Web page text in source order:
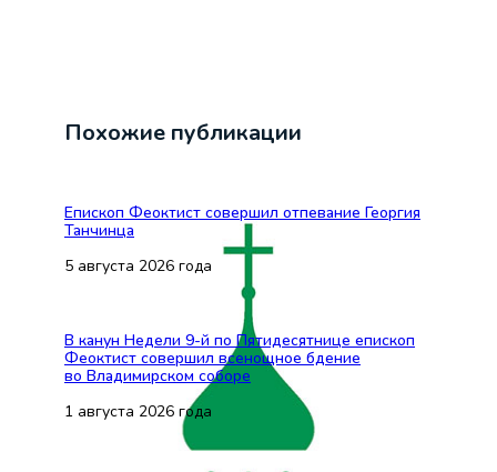
Похожие публикации
Епископ Феоктист совершил отпевание Георгия
Танчинца
5 августа 2026 года
В канун Недели 9-й по Пятидесятнице епископ
Феоктист совершил всенощное бдение
во Владимирском соборе
1 августа 2026 года